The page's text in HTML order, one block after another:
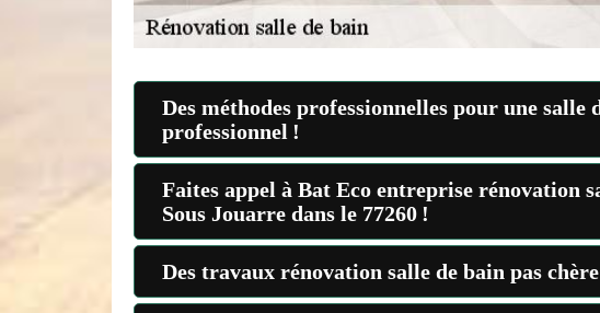
Des méthodes professionnelles pour une
professionnel !
Faites appel à Bat Eco entreprise rénovation
Sous Jouarre dans le 77260 !
Des travaux rénovation salle de bain pas